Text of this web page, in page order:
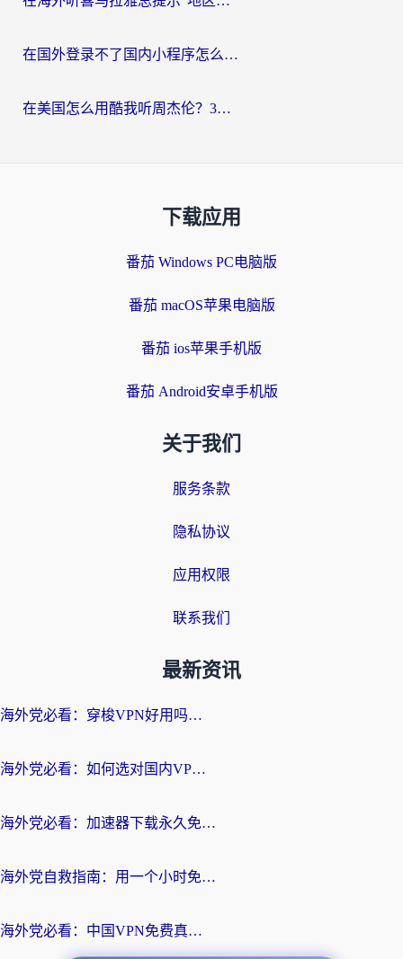
在国外登录不了国内小程序怎么办？选对回国加速器，轻松解锁国内资源
在美国怎么用酷我听周杰伦？3步搞定海外听歌难题
下载应用
番茄 Windows PC电脑版
番茄 macOS苹果电脑版
番茄 ios苹果手机版
番茄 Android安卓手机版
关于我们
服务条款
隐私协议
应用权限
联系我们
最新资讯
海外党必看：穿梭VPN好用吗？和云帆VPN对比哪个回国效果更好？附真实测评+避坑指南
海外党必看：如何选对国内VPN，实现无缝访问国内资源？
海外党必看：加速器下载永久免费版真的存在吗？教你无缝访问国内资源的正确姿势
海外党自救指南：用一个小时免费加速器，轻松打破国内资源访问壁垒？
海外党必看：中国VPN免费真的靠谱吗？手把手教你选对回国加速器